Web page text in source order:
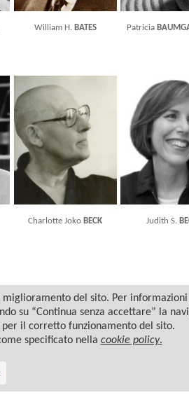
William H. BATES Patricia
Charlotte Joko BECK Judith S.
del sito. Per
su “Continua senza accettare” la
il corretto funzionamento del sito.
specificato nella cookie policy.